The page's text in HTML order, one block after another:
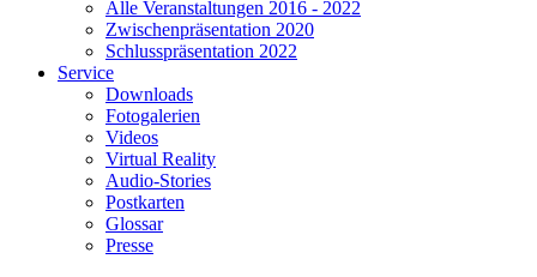
Alle Veranstaltungen 2016 - 2022
Zwischenpräsentation 2020
Schlusspräsentation 2022
Service
Downloads
Fotogalerien
Videos
Virtual Reality
Audio-Stories
Postkarten
Glossar
Presse